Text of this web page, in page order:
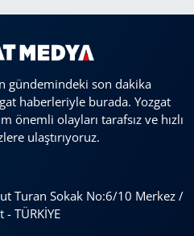
gündemindeki son dakika
haberleriyle burada. Yozgat
önemli olayları tarafsız ve hızlı
ulaştırıyoruz.
Turan Sokak No:6/10 Merkez /
- TÜRKİYE